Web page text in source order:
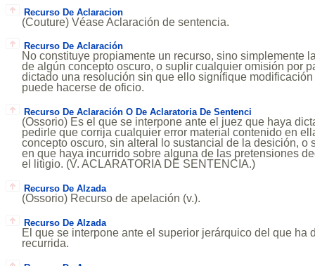
Recurso De Aclaracion
(Couture) Véase Aclaración de sentencia.
Recurso De Aclaración
No constituye propiamente un recurso, sino simplemente
de algún concepto oscuro, o suplir cualquier omisión por
dictado una resolución sin que ello signifique
puede hacerse de oficio.
Recurso De Aclaración O De Aclaratoria De Sentenci
(Ossorio) Es el que se interpone ante el juez que haya
pedirle que corrija cualquier error material contenido en
concepto oscuro, sin alteral lo sustancial de la desición, o
en que haya incurrido sobre alguna de las pretensiones
el litigio. (V. ACLARATORIA DE SENTENCIA.)
Recurso De Alzada
(Ossorio) Recurso de apelación (v.).
Recurso De Alzada
El que se interpone ante el superior jerárquico del que ha
recurrida.